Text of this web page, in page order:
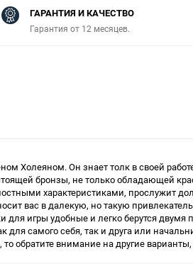
ГАРАНТИЯ И КАЧЕСТВО
Гарантия от 12 месяцев.
Холеяном. Он знает толк в своей
бронзы, не только обладающей
характеристиками, прослужит
вас в далекую, но такую
игры удобные и легко берутся двумя
самого себя, так и друга или
обратите внимание на другие